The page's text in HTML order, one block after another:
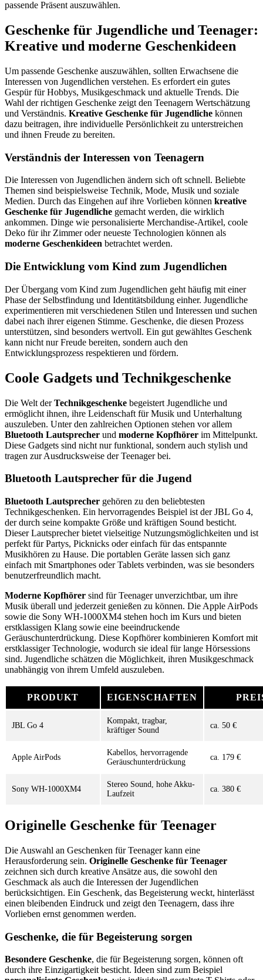
passende Präsent auszuwählen.
Geschenke für Jugendliche und Teenager:
Kreative und moderne Geschenkideen
Um passende Geschenke auszuwählen, sollten Erwachsene die
Interessen von Jugendlichen verstehen. Es erfordert ein gutes
Gespür für Hobbys, Musikgeschmack und aktuelle Trends. Die
Wahl der richtigen Geschenke zeigt den Teenagern Wertschätzung
und Verständnis. Kreative Geschenke für Jugendliche können
dazu beitragen, ihre individuelle Persönlichkeit zu unterstreichen
und ihnen Freude zu bereiten.
Verständnis der Interessen von Teenagern
Die Interessen von Jugendlichen ändern sich oft schnell. Beliebte
Themen sind beispielsweise Technik, Mode, Musik und soziale
Medien. Durch das Eingehen auf ihre Vorlieben können kreative
Geschenke für Jugendliche gemacht werden, die wirklich
ankommen. Dinge wie personalisierte Merchandise-Artikel, coole
Deko für ihr Zimmer oder neueste Technologien können als
moderne Geschenkideen betrachtet werden.
Die Entwicklung vom Kind zum Jugendlichen
Der Übergang vom Kind zum Jugendlichen geht häufig mit einer
Phase der Selbstfindung und Identitätsbildung einher. Jugendliche
experimentieren mit verschiedenen Stilen und Interessen und suchen
dabei nach ihrer eigenen Stimme. Geschenke, die diesen Prozess
unterstützen, sind besonders wertvoll. Ein gut gewähltes Geschenk
kann nicht nur Freude bereiten, sondern auch den
Entwicklungsprozess respektieren und fördern.
Coole Gadgets und Technikgeschenke
Die Welt derTechnikgeschenke begeistert Jugendliche und
ermöglicht ihnen, ihre Leidenschaft für Musik und Unterhaltung
auszuleben. Unter den zahlreichen Optionen stehen vor allem
Bluetooth Lautsprecher und moderne Kopfhörer im Mittelpunkt.
Diese Gadgets sind nicht nur funktional, sondern auch stylish und
tragen zur Ausdrucksweise der Teenager bei.
Bluetooth Lautsprecher für die Jugend
Bluetooth Lautsprecher gehören zu den beliebtesten
Technikgeschenken. Ein hervorragendes Beispiel ist der JBL Go 4,
der durch seine kompakte Größe und kräftigen Sound besticht.
Dieser Lautsprecher bietet vielseitige Nutzungsmöglichkeiten und ist
perfekt für Partys, Picknicks oder einfach für das entspannte
Musikhören zu Hause. Die portablen Geräte lassen sich ganz
einfach mit Smartphones oder Tablets verbinden, was sie besonders
benutzerfreundlich macht.
Moderne Kopfhörer sind für Teenager unverzichtbar, um ihre
Musik überall und jederzeit genießen zu können. Die Apple AirPods
sowie die Sony WH-1000XM4 stehen hoch im Kurs und bieten
erstklassigen Klang sowie eine beeindruckende
Geräuschunterdrückung. Diese Kopfhörer kombinieren Komfort mit
erstklassiger Technologie, wodurch sie ideal für lange Hörsessions
sind. Jugendliche schätzen die Möglichkeit, ihren Musikgeschmack
unabhängig von ihrem Umfeld auszuleben.
PRODUKT EIGENSCHAFTEN
JBL Go 4
Kompakt, tragbar,
kräftiger Sound
ca. 50 €
Apple AirPods
Kabellos, hervorragende
Geräuschunterdrückung
ca. 179 €
Sony WH-1000XM4
Stereo Sound, hohe Akku-
Laufzeit
ca. 380 €
Originelle Geschenke für Teenager
Die Auswahl an Geschenken für Teenager kann eine
Herausforderung sein. Originelle Geschenke für Teenager
zeichnen sich durch kreative Ansätze aus, die sowohl den
Geschmack als auch die Interessen der Jugendlichen
berücksichtigen. Ein Geschenk, das Begeisterung weckt, hinterlässt
einen bleibenden Eindruck und zeigt den Teenagern, dass ihre
Vorlieben ernst genommen werden.
Geschenke, die für Begeisterung sorgen
Besondere Geschenke, die für Begeisterung sorgen, können oft
durch ihre Einzigartigkeit besticht. Ideen sind zum Beispiel